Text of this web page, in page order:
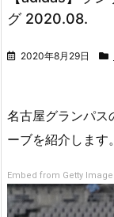
グ 2020.08.
2020年8月29日
名古屋グランパス
ーブを紹介します。
Embed from Getty